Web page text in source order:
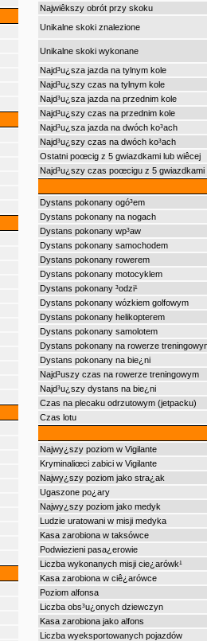
Najwiêkszy obrót przy skoku
Unikalne skoki znalezione
Unikalne skoki wykonane
Najd³u¿sza jazda na tylnym kole
Najd³u¿szy czas na tylnym kole
Najd³u¿sza jazda na przednim kole
Najd³u¿szy czas na przednim kole
Najd³u¿sza jazda na dwóch ko³ach
Najd³u¿szy czas na dwóch ko³ach
Ostatni poœcig z 5 gwiazdkami lub wiêcej
Najd³u¿szy czas poœcigu z 5 gwiazdkami
Dystans pokonany ogó³em
Dystans pokonany na nogach
Dystans pokonany wp³aw
Dystans pokonany samochodem
Dystans pokonany rowerem
Dystans pokonany motocyklem
Dystans pokonany ³odzi¹
Dystans pokonany wózkiem golfowym
Dystans pokonany helikopterem
Dystans pokonany samolotem
Dystans pokonany na rowerze
Dystans pokonany na bie¿ni
Najd³uszy czas na rowerze treningowym
Najd³u¿szy dystans na bie¿ni
Czas na plecaku odrzutowym (jetpacku)
Czas lotu
Najwy¿szy poziom w Vigilante
Kryminaliœci zabici w Vigilante
Najwy¿szy poziom jako stra¿ak
Ugaszone po¿ary
Najwy¿szy poziom jako medyk
Ludzie uratowani w misji medyka
Kasa zarobiona w taksówce
Podwiezieni pasa¿erowie
Liczba wykonanych misji cie¿arówk¹
Kasa zarobiona w ciê¿arówce
Poziom alfonsa
Liczba obs³u¿onych dziewczyn
Kasa zarobiona jako alfons
Liczba wyeksportowanych pojazdów